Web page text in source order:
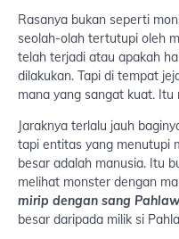
Rasanya bukan seperti
seolah-olah tertutupi oleh
telah terjadi atau apakah
dilakukan. Tapi di tempat
mana yang sangat kuat. Itu
Jaraknya terlalu jauh
tapi entitas yang menutupi
besar adalah manusia. Itu
melihat monster dengan
mirip dengan sang
besar daripada milik si